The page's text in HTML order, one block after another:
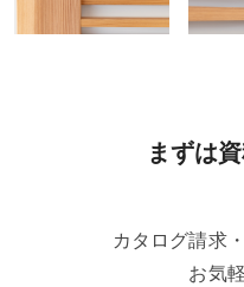
まずは
カタログ請求
お気